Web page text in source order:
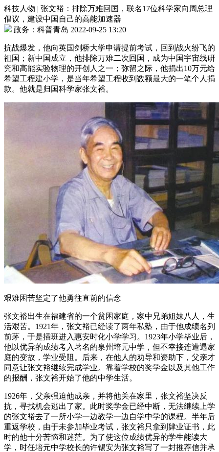
科技人物 | 张文裕：排除万难回国，联名17位科学家向周总理
倡议，建设中国自己的高能加速器
政务：科普青岛 2022-09-25 13:20
抗战爆发，他向英国剑桥大学申请提前考试，回到战火纷飞的
祖国；新中国成立，他排除万难二次回国，成为中国宇宙线研
究和高能实验物理的开创人之一；弥留之际，他捐出10万元给
希望工程建小学，是当年希望工程收到数额最大的一笔个人捐
款。他就是归国科学家张文裕。
艰难困苦坚定了他勇往直前的信念
张文裕出生在福建省的一个贫困家庭，家中兄弟姐妹八人，生
活艰苦。1921年，张文裕已经读了两年私塾，由于他成绩名列
前茅，于是插班进入惠安时化小学学习。1923年小学毕业后，
他以优异的成绩考入著名的泉州培元中学，但不幸接连遭遇家
庭的变故，学业受阻。后来，在他人的劝导和资助下，父亲才
同意让张文裕继续完成学业。靠着学校的奖学金以及其他工作
的报酬，张文裕开始了他的中学生活。
1926年，父亲强迫他成亲，并将他关在家里，张文裕坚决反
抗，寻找机会逃出了家。此时奖学金已经中断，无法继续上学
的张文裕去了一所小学一边教学一边自学中学的课程。半年后
重返学校，由于未参加毕业考试，张文裕只拿到肄业证书，此
时的他十分苦恼和迷茫。为了使这位成绩优异的学生能读大
学，时任培元中学校长的许锡安为张文裕写了一封推荐信并承